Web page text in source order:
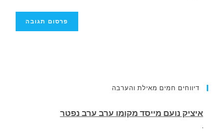
דיווחים חמים מאילת והערבה
הותר לפרסום שמו של חלל צה"ל שנפל בלבנון.